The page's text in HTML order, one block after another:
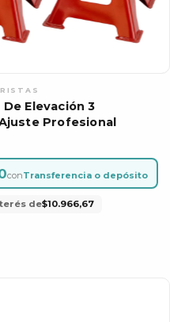
Elevación 3
Profesional
conTransferencia o depósito
de$10.966,67